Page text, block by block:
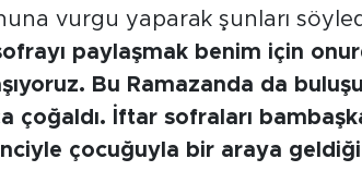
vurgu yaparak şunları
paylaşmak benim için
Bu Ramazanda da
çoğaldı. İftar sofraları
çocuğuyla bir araya